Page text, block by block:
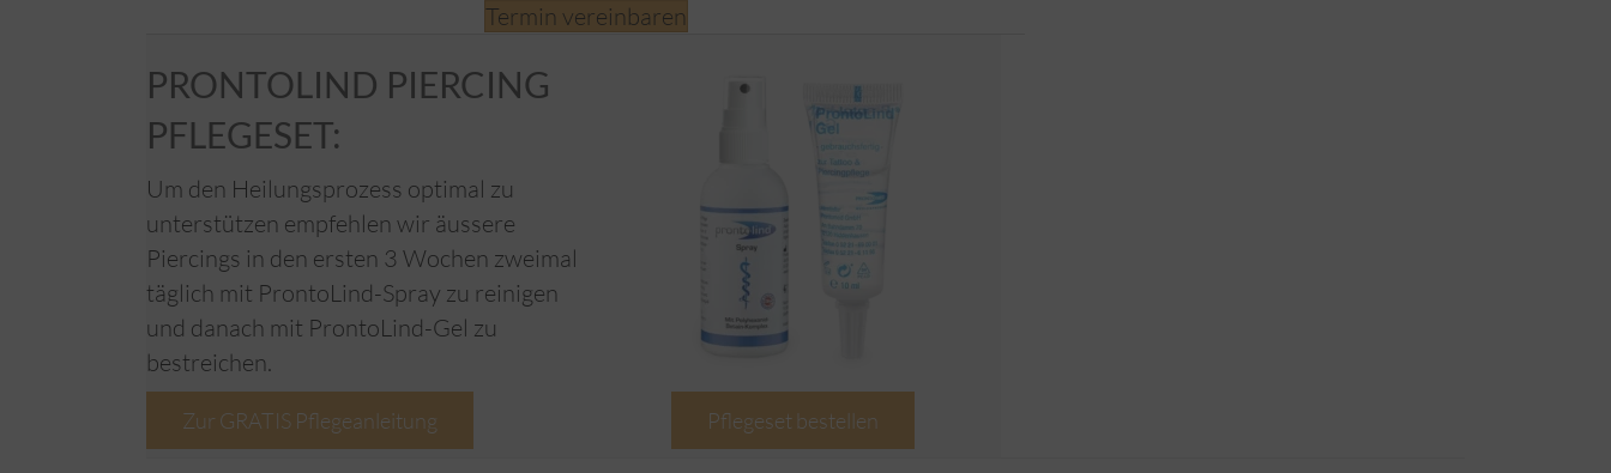
Termin vereinbaren
PRONTOLIND PIERCING
PFLEGESET:
Um den Heilungsprozess optimal zu
unterstützen empfehlen wir äussere
Piercings in den ersten 3 Wochen zweimal
täglich mit ProntoLind-Spray zu reinigen
und danach mit ProntoLind-Gel zu
bestreichen.
Zur GRATIS Pflegeanleitung Pflegeset bestellen